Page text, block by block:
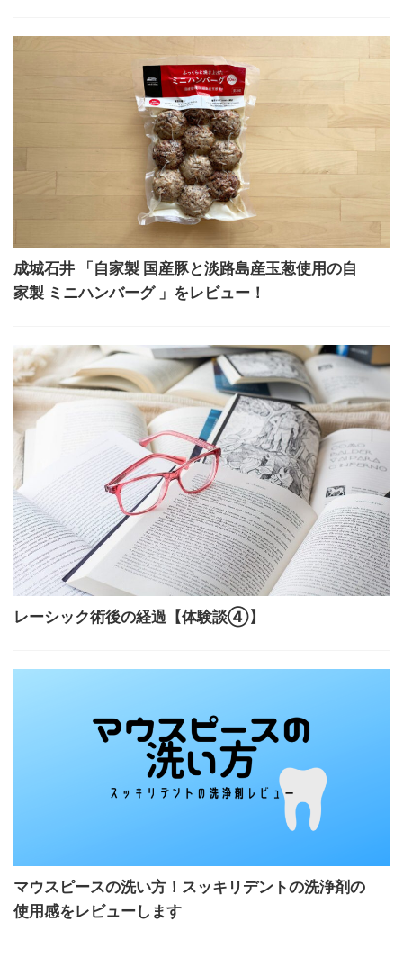
成城石井 「自家製 国産豚と淡路島産玉葱使用の自
家製 ミニハンバーグ 」をレビュー！
レーシック術後の経過【体験談④】
マウスピースの洗い方！スッキリデントの洗浄剤の
使用感をレビューします